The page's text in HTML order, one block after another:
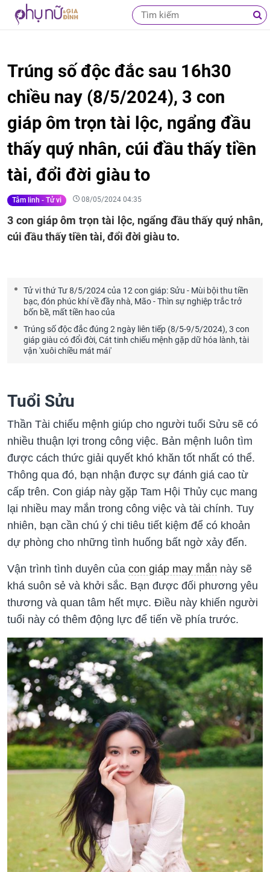
Trúng số độc đắc sau 16h30
chiều nay (8/5/2024), 3 con
giáp ôm trọn tài lộc, ngẩng đầu
thấy quý nhân, cúi đầu thấy tiền
tài, đổi đời giàu to
Tâm linh - Tử vi 08/05/2024 04:35
3 con giáp ôm trọn tài lộc, ngẩng đầu thấy quý nhân,
cúi đầu thấy tiền tài, đổi đời giàu to.
Tử vi thứ Tư 8/5/2024 của 12 con giáp: Sửu - Mùi bội thu tiền
bạc, đón phúc khí về đầy nhà, Mão - Thìn sự nghiệp trắc trở
bốn bề, mất tiền hao của
Trúng số độc đắc đúng 2 ngày liên tiếp (8/5-9/5/2024), 3 con
giáp giàu có đổi đời, Cát tinh chiếu mệnh gặp dữ hóa lành, tài
vận 'xuôi chiều mát mái'
Tuổi Sửu
Thần Tài chiếu mệnh giúp cho người tuổi Sửu sẽ có
nhiều thuận lợi trong công việc. Bản mệnh luôn tìm
được cách thức giải quyết khó khăn tốt nhất có thể.
Thông qua đó, bạn nhận được sự đánh giá cao từ
cấp trên. Con giáp này gặp Tam Hội Thủy cục mang
lại nhiều may mắn trong công việc và tài chính. Tuy
nhiên, bạn cần chú ý chi tiêu tiết kiệm để có khoản
dự phòng cho những tình huống bất ngờ xảy đến.
Vận trình tình duyên của con giáp may mắn này sẽ
khá suôn sẻ và khởi sắc. Bạn được đối phương yêu
thương và quan tâm hết mực. Điều này khiến người
tuổi này có thêm động lực để tiến về phía trước.